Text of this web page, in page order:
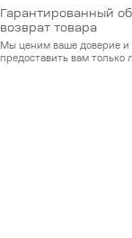
Гарантированный
возврат товара
Мы ценим ваше доверие и
предоставить вам только